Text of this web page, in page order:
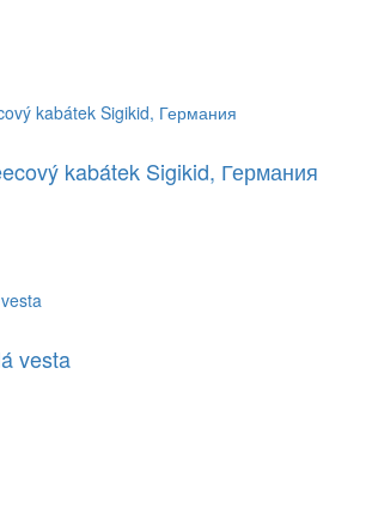
kabátek Sigikid, Германия
vesta